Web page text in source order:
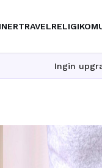
TRAVELRELIGI
upgrade skill tanpa